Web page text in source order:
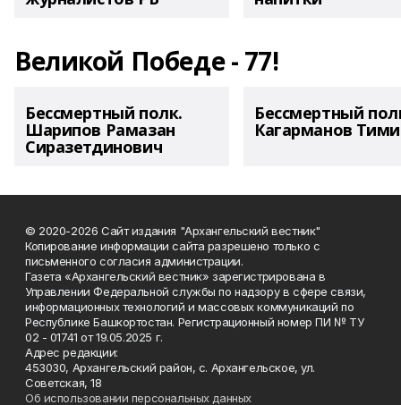
Великой Победе - 77!
Бессмертный полк.
Шарипов Рамазан
Сиразетдинович
Бессмертный
Кагарманов
© 2020-2026 Сайт издания "Архангельский вестник"
Копирование информации сайта разрешено только с
письменного согласия администрации.
Газета «Архангельский вестник» зарегистрирована в
Управлении Федеральной службы по надзору в сфере связи,
информационных технологий и массовых коммуникаций по
Республике Башкортостан. Регистрационный номер ПИ № ТУ
02 - 01741 от 19.05.2025 г.
Адрес редакции:
453030, Архангельский район, с. Архангельское, ул.
Советская, 18
Об использовании персональных данных